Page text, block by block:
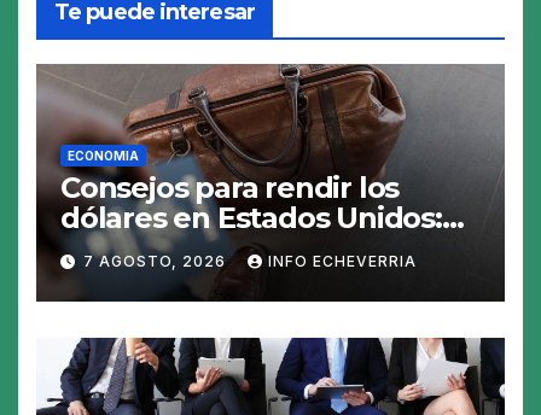
Te puede interesar
ECONOMIA
Consejos para rendir los
dólares en Estados Unidos:
claves para no gastar de más
en el viaje
7 AGOSTO, 2026 INFO ECHEVERRIA